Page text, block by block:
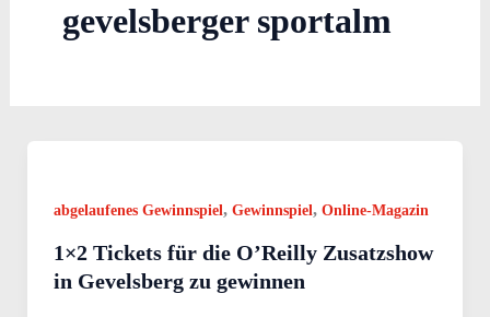
gevelsberger sportalm
abgelaufenes Gewinnspiel, Gewinnspiel, Online-Magazin
1×2 Tickets für die O’Reilly Zusatzshow
in Gevelsberg zu gewinnen